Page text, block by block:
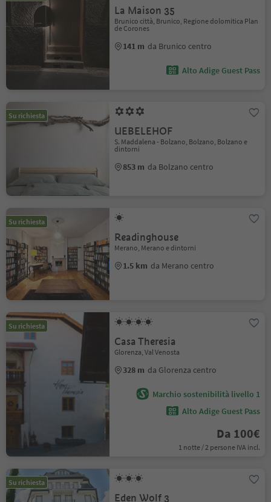
La Maison 35
Brunico città, Brunico, Regione dolomitica Plan
de Corones
141 m da Brunico centro
Alto Adige Guest Pass
Su richiesta
UEBELEHOF
S. Maddalena - Bolzano, Bolzano, Bolzano e
dintorni
853 m da Bolzano centro
Su richiesta
Readinghouse
Merano, Merano e dintorni
1.5 km da Merano centro
Su richiesta
Casa Theresia
Glorenza, Val Venosta
328 m da Glorenza centro
Marchio sostenibilità livello 1
Alto Adige Guest Pass
Da 100€
1 notte / 2 persone IVA incl.
Su richiesta
Eden Wolf 3